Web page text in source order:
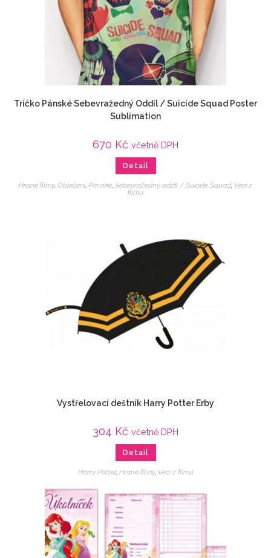
Tričko Pánské Sebevražedný Oddíl / Suicide Squad Poster
Sublimation
670 Kč včetně DPH
Detail
Hrané filmy, Oblečení, Pánské, Sebevražedný oddíl / Suicide Squad, Veci z
filmu
Vystřelovací deštník Harry Potter Erby
304 Kč včetně DPH
Detail
Harry Potter, Hrané filmy, Veci z filmu